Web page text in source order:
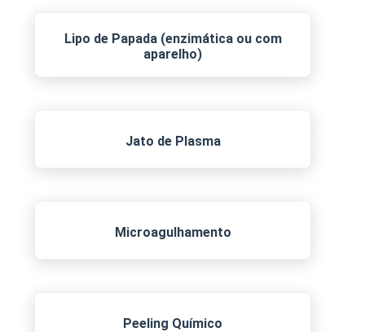
Lipo de Papada (enzimática ou com
aparelho)
Jato de Plasma
Microagulhamento
Peeling Químico